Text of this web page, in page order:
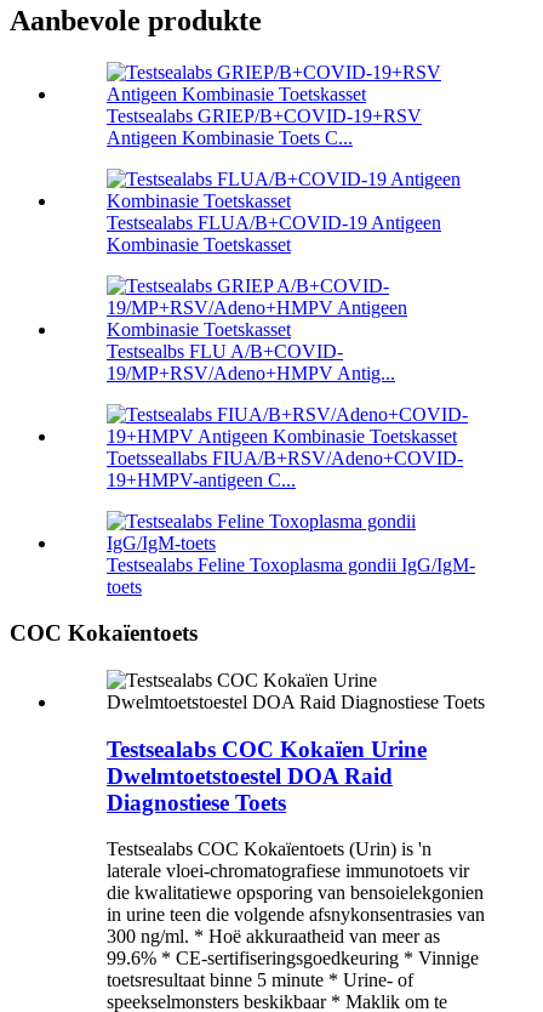
Aanbevole produkte
Testsealabs GRIEP/B+COVID-19+RSV
Antigeen Kombinasie Toets C...
Testsealabs FLUA/B+COVID-19 Antigeen
Kombinasie Toetskasset
Testsealbs FLU A/B+COVID-
19/MP+RSV/Adeno+HMPV Antig...
Toetsseallabs FIUA/B+RSV/Adeno+COVID-
19+HMPV-antigeen C...
Testsealabs Feline Toxoplasma gondii IgG/IgM-
toets
COC Kokaïentoets
Testsealabs COC Kokaïen Urine
Dwelmtoetstoestel DOA Raid
Diagnostiese Toets
Testsealabs COC Kokaïentoets (Urin) is 'n
laterale vloei-chromatografiese immunotoets vir
die kwalitatiewe opsporing van bensoielekgonien
in urine teen die volgende afsnykonsentrasies van
300 ng/ml. * Hoë akkuraatheid van meer as
99.6% * CE-sertifiseringsgoedkeuring * Vinnige
toetsresultaat binne 5 minute * Urine- of
speekselmonsters beskikbaar * Maklik om te